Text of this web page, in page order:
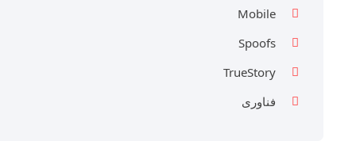
Mobile
Spoofs
TrueStory
فناوری